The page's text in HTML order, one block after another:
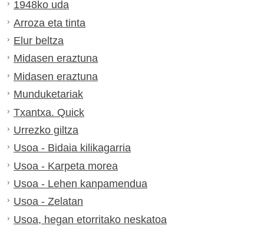
1948ko uda
Arroza eta tinta
Elur beltza
Midasen eraztuna
Midasen eraztuna
Munduketariak
Txantxa. Quick
Urrezko giltza
Usoa - Bidaia kilikagarria
Usoa - Karpeta morea
Usoa - Lehen kanpamendua
Usoa - Zelatan
Usoa, hegan etorritako neskatoa